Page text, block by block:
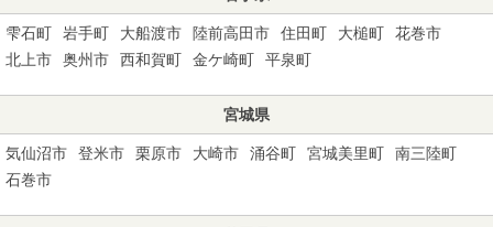
雫石町 岩手町 大船渡市 陸前高田市 住田町 大槌町
花巻市
北上市
奥州市 西和賀町 金ケ崎町 平泉町
宮城県
気仙沼市 登米市 栗原市 大崎市 涌谷町 宮城美里町
南三陸町
石巻市